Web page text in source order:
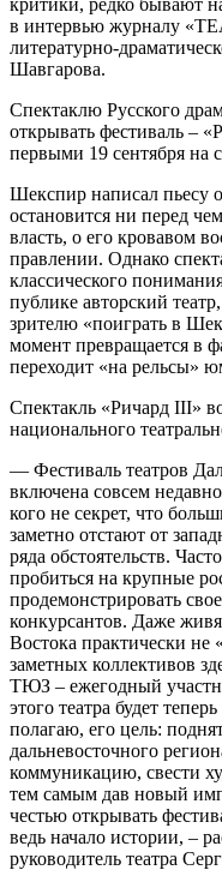
критики, редко бывают
в интервью журналу
литературно-
Шавгарова.
Спектаклю Русского
открывать фестиваль –
первыми 19 сентября на
Шекспир написал пьесу
остановится ни перед
власть, о его кровавом
правлении. Однако
классического
публике авторский
зрителю «поиграть в
момент превращается в
переходит «на рельсы»
Спектакль «Ричард III»
национального
— Фестиваль театров
включена совсем
кого не секрет, что
заметно отстают от
ряда обстоятельств.
пробиться на крупные
продемонстрировать
конкурсантов. Даже
Востока практически не
заметных коллективов
ТЮЗ – ежегодный
этого театра будет
полагаю, его цель:
дальневосточного
коммуникацию, свести
тем самым дав новый
честью открывать
ведь начало истории, –
руководитель театра